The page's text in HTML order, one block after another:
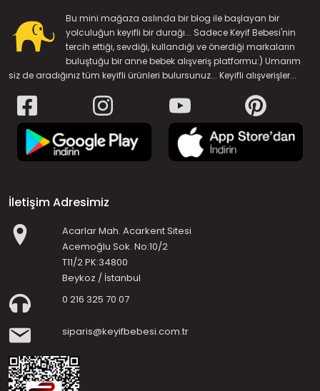
Bu mini mağaza aslında bir blog ile başlayan bir
yolculuğun keyifli bir durağı... Sadece Keyif Bebesi'nin
tercih ettiği, sevdiği, kullandığı ve önerdiği markaların
buluştuğu bir anne bebek alışveriş platformu:) Umarım
siz de aradığınız tüm keyifli ürünleri bulursunuz... Keyifli alışverişler...
İletişim Adresimiz
Acarlar Mah. Acarkent Sitesi
Acemoğlu Sok. No:10/2
T11/2 PK:34800
Beykoz / İstanbul
0 216 325 70 07
siparis@keyifbebesi.com.tr